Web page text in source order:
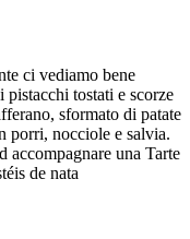
ci vediamo bene
pistacchi tostati e scorze
sformato di patate
porri, nocciole e salvia.
accompagnare una Tarte
de nata